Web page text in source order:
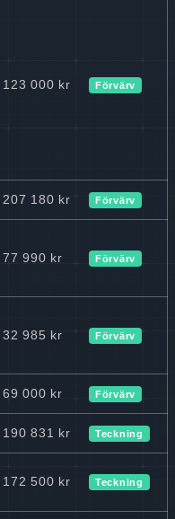
123 000 kr Förvärv
207 180 kr Förvärv
77 990 kr Förvärv
32 985 kr Förvärv
69 000 kr Förvärv
190 831 kr Teckning
172 500 kr Teckning